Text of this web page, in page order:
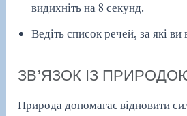
видихніть на 8 секунд.
Ведіть список речей, за які ви
ЗВ’ЯЗОК ІЗ
Природа допомагає відновити